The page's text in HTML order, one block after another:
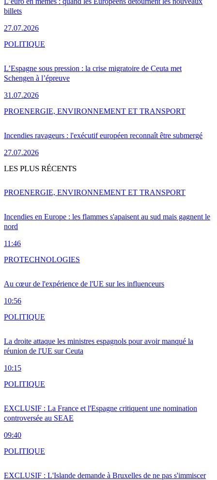
billets
27.07.2026
L’Espagne sous pression : la crise migratoire de Ceuta met
Schengen à l’épreuve
31.07.2026
POLITIQUE
Incendies ravageurs : l'exécutif européen reconnaît être submergé
27.07.2026
PROENERGIE, ENVIRONNEMENT ET TRANSPORT
LES PLUS RÉCENTS
Incendies en Europe : les flammes s'apaisent au sud mais gagnent le
nord
11:46
PROENERGIE, ENVIRONNEMENT ET TRANSPORT
Au cœur de l'expérience de l'UE sur les influenceurs
10:56
PROTECHNOLOGIES
La droite attaque les ministres espagnols pour avoir manqué la
réunion de l'UE sur Ceuta
10:15
POLITIQUE
EXCLUSIF : La France et l'Espagne critiquent une nomination
controversée au SEAE
09:40
POLITIQUE
EXCLUSIF : L'Islande demande à Bruxelles de ne pas s'immiscer
POLITIQUE